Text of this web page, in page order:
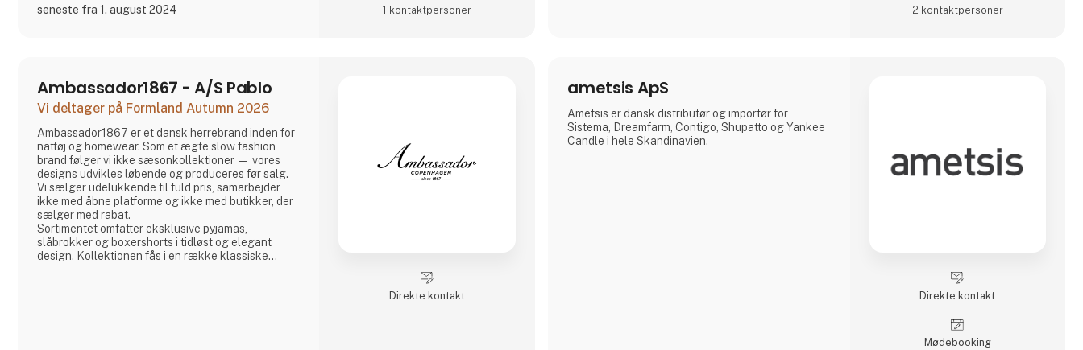
seneste fra 1. august 2024 1 kontakt­personer 2 kontakt­personer
Ambassador1867 - A/S Pablo
Vi deltager på Formland Autumn 2026
Ambassador1867 er et dansk herrebrand inden for
nattøj og homewear. Som et ægte slow fashion
brand følger vi ikke sæsonkollektioner — vores
designs udvikles løbende og produceres før salg.
Vi sælger udelukkende til fuld pris, samarbejder
ikke med åbne platforme og ikke med butikker, der
sælger med rabat.
Sortimentet omfatter eksklusive pyjamas,
slåbrokker og boxershorts i tidløst og elegant
design. Kollektionen fås i en række klassiske
Direkte kontakt
ametsis ApS
Ametsis er dansk distributør og importør for
Sistema, Dreamfarm, Contigo, Shupatto og Yankee
Candle i hele Skandinavien.
Direkte kontakt
Møde­booking